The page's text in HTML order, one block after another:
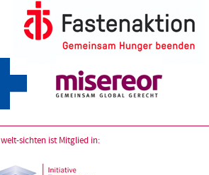
welt-sichten ist Mitglied in: